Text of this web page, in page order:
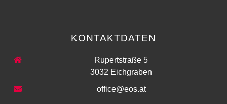
KONTAKTDATEN
Rupertstraße 5
3032 Eichgraben
office@eos.at